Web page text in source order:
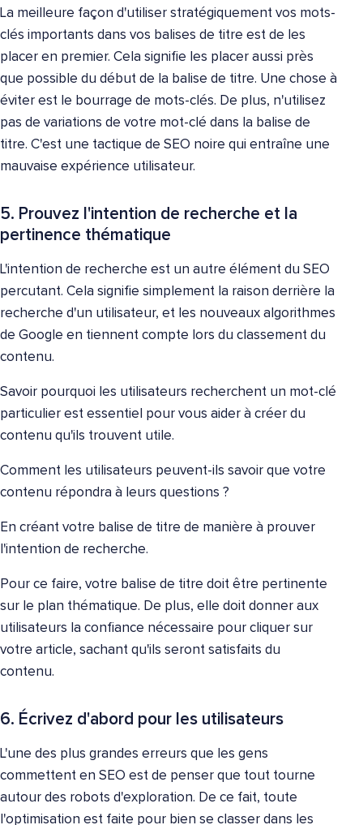
La meilleure façon d'utiliser stratégiquement vos mots-
clés importants dans vos balises de titre est de les
placer en premier. Cela signifie les placer aussi près
que possible du début de la balise de titre. Une chose à
éviter est le bourrage de mots-clés. De plus, n'utilisez
pas de variations de votre mot-clé dans la balise de
titre. C'est une tactique de SEO noire qui entraîne une
mauvaise expérience utilisateur.
5. Prouvez l'intention de recherche et la
pertinence thématique
L'intention de recherche est un autre élément du SEO
percutant. Cela signifie simplement la raison derrière la
recherche d'un utilisateur, et les nouveaux algorithmes
de Google en tiennent compte lors du classement du
contenu.
Savoir pourquoi les utilisateurs recherchent un mot-clé
particulier est essentiel pour vous aider à créer du
contenu qu'ils trouvent utile.
Comment les utilisateurs peuvent-ils savoir que votre
contenu répondra à leurs questions ?
En créant votre balise de titre de manière à prouver
l'intention de recherche.
Pour ce faire, votre balise de titre doit être pertinente
sur le plan thématique. De plus, elle doit donner aux
utilisateurs la confiance nécessaire pour cliquer sur
votre article, sachant qu'ils seront satisfaits du
contenu.
6. Écrivez d'abord pour les utilisateurs
L'une des plus grandes erreurs que les gens
commettent en SEO est de penser que tout tourne
autour des robots d'exploration. De ce fait, toute
l'optimisation est faite pour bien se classer dans les